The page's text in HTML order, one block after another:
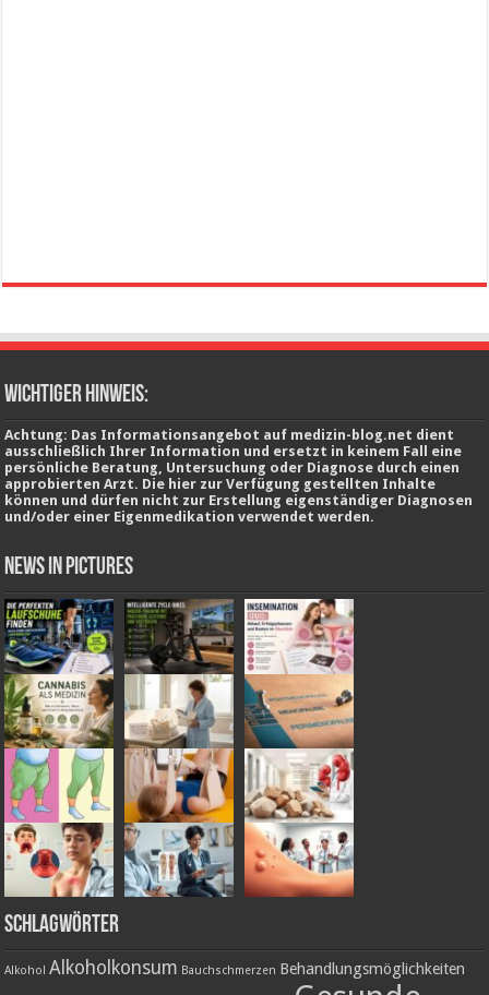
wichtiger Hinweis:
Achtung: Das Informationsangebot auf medizin-blog.net dient
ausschließlich Ihrer Information und ersetzt in keinem Fall eine
persönliche Beratung, Untersuchung oder Diagnose durch einen
approbierten Arzt. Die hier zur Verfügung gestellten Inhalte
können und dürfen nicht zur Erstellung eigenständiger Diagnosen
und/oder einer Eigenmedikation verwendet werden.
News in Pictures
Schlagwörter
Alkohol Alkoholkonsum Bauchschmerzen Behandlungsmöglichkeiten